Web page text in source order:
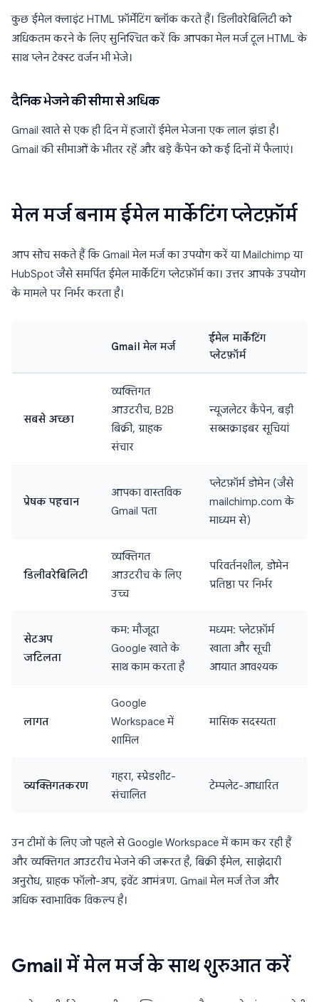
कुछ ईमेल क्लाइंट HTML फ़ॉर्मेटिंग ब्लॉक करते हैं। डिलीवरेबिलिटी को
अधिकतम करने के लिए सुनिश्चित करें कि आपका मेल मर्ज टूल HTML के
साथ प्लेन टेक्स्ट वर्जन भी भेजे।
दैनिक भेजने की सीमा से अधिक
Gmail खाते से एक ही दिन में हजारों ईमेल भेजना एक लाल झंडा है।
Gmail की सीमाओं के भीतर रहें और बड़े कैंपेन को कई दिनों में फैलाएं।
मेल मर्ज बनाम ईमेल मार्केटिंग प्लेटफ़ॉर्म
आप सोच सकते हैं कि Gmail मेल मर्ज का उपयोग करें या Mailchimp या
HubSpot जैसे समर्पित ईमेल मार्केटिंग प्लेटफ़ॉर्म का। उत्तर आपके उपयोग
के मामले पर निर्भर करता है।
Gmail मेल मर्ज
ईमेल मार्केटिंग
प्लेटफ़ॉर्म
सबसे अच्छा
व्यक्तिगत
आउटरीच, B2B
बिक्री, ग्राहक
संचार
न्यूजलेटर कैंपेन, बड़ी
सब्सक्राइबर सूचियां
प्रेषक पहचान
आपका वास्तविक
Gmail पता
प्लेटफ़ॉर्म डोमेन (जैसे
mailchimp.com के
माध्यम से)
डिलीवरेबिलिटी
व्यक्तिगत
आउटरीच के लिए
उच्च
परिवर्तनशील, डोमेन
प्रतिष्ठा पर निर्भर
सेटअप
जटिलता
कम: मौजूदा
Google खाते के
साथ काम करता है
मध्यम: प्लेटफ़ॉर्म
खाता और सूची
आयात आवश्यक
लागत
Google
Workspace में
शामिल
मासिक सदस्यता
व्यक्तिगतकरण
गहरा, स्प्रेडशीट-
संचालित
टेम्पलेट-आधारित
उन टीमों के लिए जो पहले से Google Workspace में काम कर रही हैं
और व्यक्तिगत आउटरीच भेजने की जरूरत है, बिक्री ईमेल, साझेदारी
अनुरोध, ग्राहक फॉलो-अप, इवेंट आमंत्रण. Gmail मेल मर्ज तेज और
अधिक स्वाभाविक विकल्प है।
Gmail में मेल मर्ज के साथ शुरुआत करें